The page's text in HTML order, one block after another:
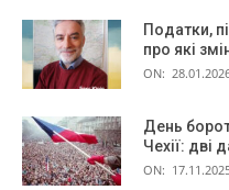
Податки,
про які
ON:
День
Чехії: дві
ON: